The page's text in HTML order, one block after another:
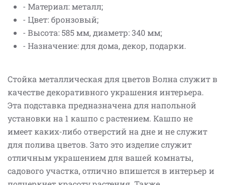
- Материал: металл;
- Цвет: бронзовый;
- Высота: 585 мм, диаметр: 340 мм;
- Назначение: для дома, декор, подарки.
Стойка металлическая для цветов Волна служит в
качестве декоративного украшения интерьера.
Эта подставка предназначена для напольной
установки на 1 кашпо с растением. Кашпо не
имеет каких-либо отверстий на дне и не служит
для полива цветов. Зато это изделие служит
отличным украшением для вашей комнаты,
садового участка, отлично впишется в интерьер и